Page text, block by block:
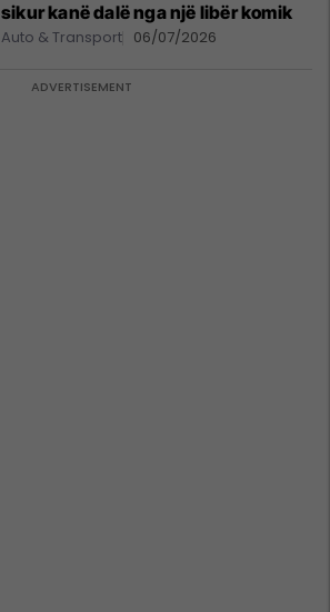
sikur kanë dalë nga një libër komik
Auto & Transport 06/07/2026